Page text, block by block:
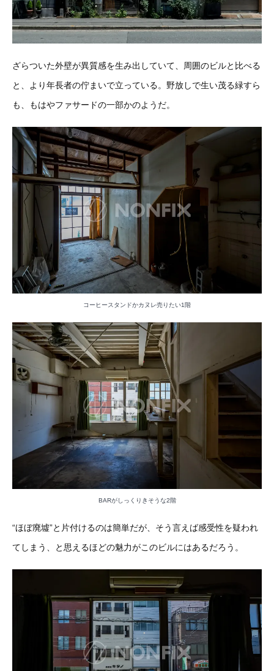
ざらついた外壁が異質感を生み出していて、周囲のビルと比べる
と、より年長者の佇まいで立っている。野放しで生い茂る緑すら
も、もはやファサードの一部かのようだ。
コーヒースタンドかカヌレ売りたい1階
BARがしっくりきそうな2階
“ほぼ廃墟”と片付けるのは簡単だが、そう言えば感受性を疑われ
てしまう、と思えるほどの魅力がこのビルにはあるだろう。